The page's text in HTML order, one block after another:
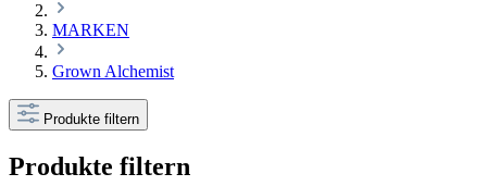
MARKEN
Grown Alchemist
Produkte filtern
Produkte filtern